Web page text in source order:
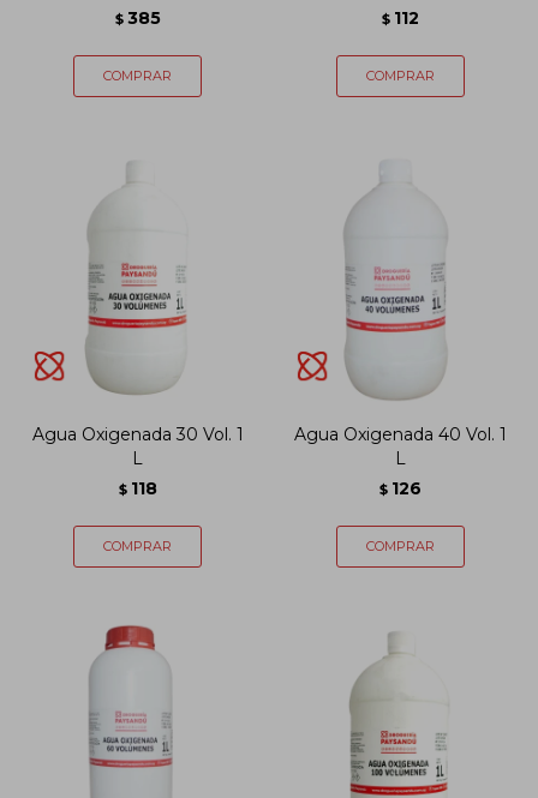
$ 385 $ 112
Agua Oxigenada 30 Vol. 1
L
$ 118
Agua Oxigenada 40 Vol. 1
L
$ 126